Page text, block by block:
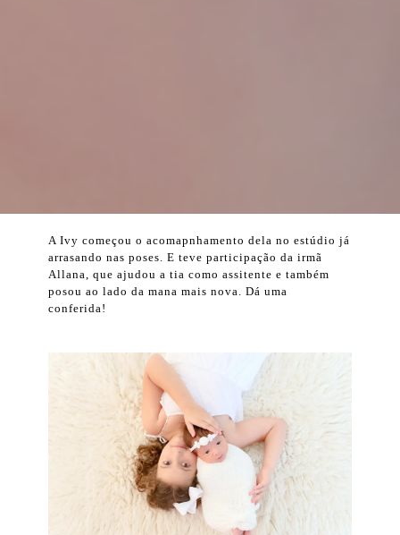
A Ivy começou o acomapnhamento dela no estúdio já
arrasando nas poses. E teve participação da irmã
Allana, que ajudou a tia como assitente e também
posou ao lado da mana mais nova. Dá uma
conferida!